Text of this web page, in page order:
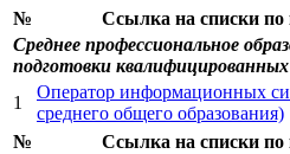
№
Ссылка на списки по
Среднее профессиональное
подготовки
1
Оператор информационных
среднего общего образования)
№
Ссылка на списки по